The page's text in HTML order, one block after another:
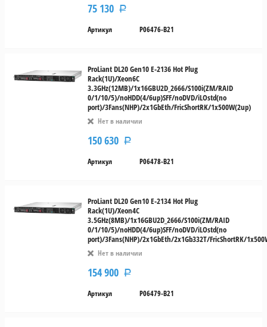
75 130 Р
Артикул P06476-B21
ProLiant DL20 Gen10 E-2136 Hot Plug
Rack(1U)/Xeon6C
3.3GHz(12MB)/1x16GBU2D_2666/S100i(ZM/RAID
0/1/10/5)/noHDD(4/6up)SFF/noDVD/iLOstd(no
port)/3Fans(NHP)/2x1GbEth/FricShortRK/1x500W(2up)
Нет в наличии
150 630 Р
Артикул P06478-B21
ProLiant DL20 Gen10 E-2134 Hot Plug
Rack(1U)/Xeon4C
3.5GHz(8MB)/1x16GBU2D_2666/S100i(ZM/RAID
0/1/10/5)/noHDD(4/6up)SFF/noDVD/iLOstd(no
port)/3Fans(NHP)/2x1GbEth/2x1Gb332T/FricShortRK/
Нет в наличии
154 900 Р
Артикул P06479-B21